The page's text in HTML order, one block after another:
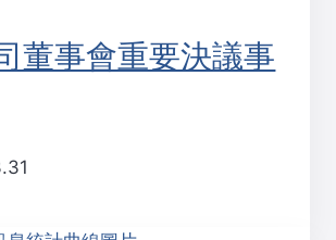
董事會重要決議事